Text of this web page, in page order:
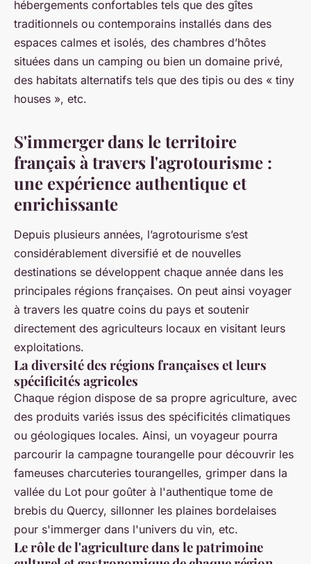
hébergements confortables tels que des gîtes
traditionnels ou contemporains installés dans des
espaces calmes et isolés, des chambres d’hôtes
situées dans un camping ou bien un domaine privé,
des habitats alternatifs tels que des tipis ou des « tiny
houses », etc.
S'immerger dans le territoire
français à travers l'agrotourisme :
une expérience authentique et
enrichissante
Depuis plusieurs années, l’agrotourisme s’est
considérablement diversifié et de nouvelles
destinations se développent chaque année dans les
principales régions françaises. On peut ainsi voyager
à travers les quatre coins du pays et soutenir
directement des agriculteurs locaux en visitant leurs
exploitations.
La diversité des régions françaises et leurs
spécificités agricoles
Chaque région dispose de sa propre agriculture, avec
des produits variés issus des spécificités climatiques
ou géologiques locales. Ainsi, un voyageur pourra
parcourir la campagne tourangelle pour découvrir les
fameuses charcuteries tourangelles, grimper dans la
vallée du Lot pour goûter à l'authentique tome de
brebis du Quercy, sillonner les plaines bordelaises
pour s'immerger dans l'univers du vin, etc.
Le rôle de l'agriculture dans le patrimoine